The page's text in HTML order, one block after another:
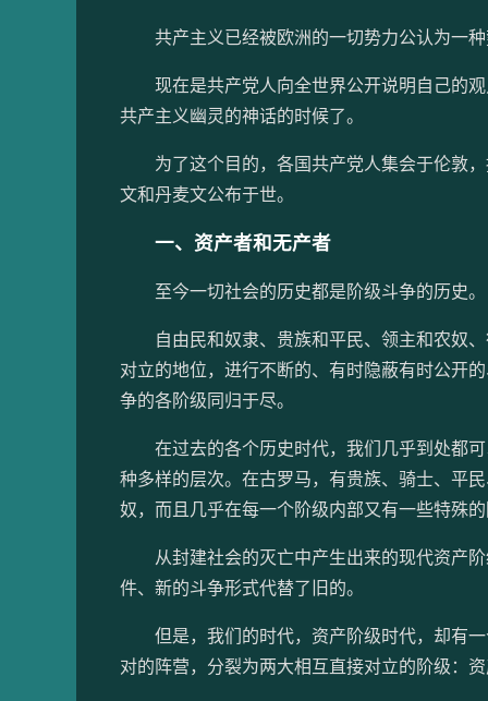
共产主义已经被欧洲的一切势力公认为一种
现在是共产党人向全世界公开说明自己的观
共产主义幽灵的神话的时候了。
为了这个目的，各国共产党人集会于伦敦，
文和丹麦文公布于世。
一、资产者和无产者
至今一切社会的历史都是阶级斗争的历史。
自由民和奴隶、贵族和平民、领主和农奴、
对立的地位，进行不断的、有时隐蔽有时公开
争的各阶级同归于尽。
在过去的各个历史时代，我们几乎到处都可
种多样的层次。在古罗马，有贵族、骑士、平
奴，而且几乎在每一个阶级内部又有一些特殊
从封建社会的灭亡中产生出来的现代资产阶
件、新的斗争形式代替了旧的。
但是，我们的时代，资产阶级时代，却有一
对的阵营，分裂为两大相互直接对立的阶级：